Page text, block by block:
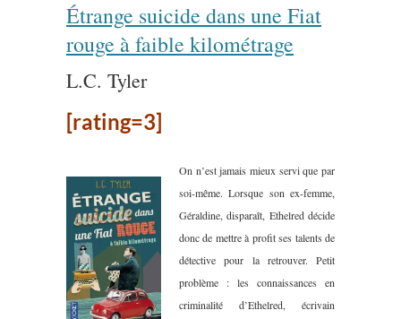
Étrange suicide dans une Fiat
rouge à faible kilométrage
L.C. Tyler
[rating=3]
On n’est jamais mieux servi que par
soi-même. Lorsque son ex-femme,
Géraldine, disparaît, Ethelred décide
donc de mettre à profit ses talents de
détective pour la retrouver. Petit
problème : les connaissances en
criminalité d’Ethelred, écrivain